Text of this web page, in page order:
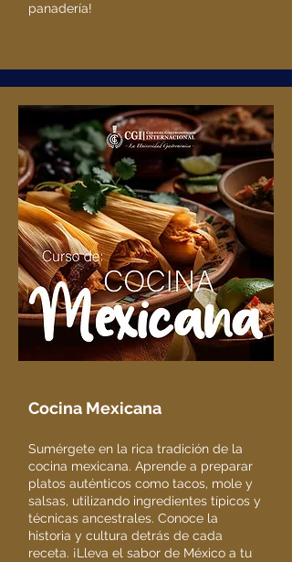
panadería!
Cocina Mexicana
Sumérgete en la rica tradición de la
cocina mexicana. Aprende a preparar
platos auténticos como tacos, mole y
salsas, utilizando ingredientes típicos y
técnicas ancestrales. Conoce la
historia y cultura detrás de cada
receta. ¡Lleva el sabor de México a tu